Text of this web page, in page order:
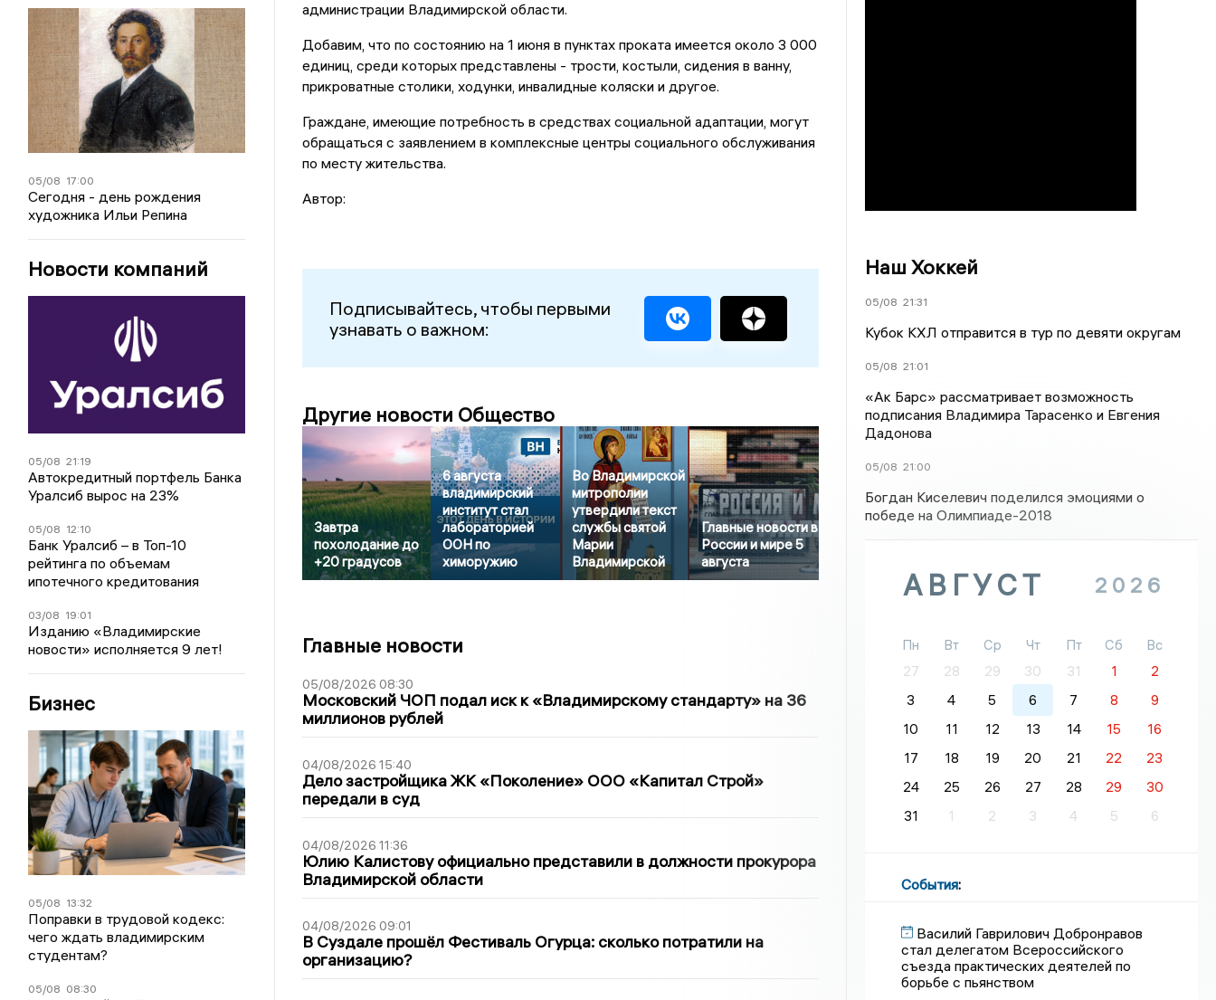
05/08 17:00
Сегодня - день рождения
художника Ильи Репина
Новости компаний
05/08 21:19
Автокредитный портфель Банка
Уралсиб вырос на 23%
05/08 12:10
Банк Уралсиб – в Топ-10
рейтинга по объемам
ипотечного кредитования
03/08 19:01
Изданию «Владимирские
новости» исполняется 9 лет!
Бизнес
05/08 13:32
Поправки в трудовой кодекс:
чего ждать владимирским
студентам?
05/08 08:30
администрации Владимирской области.
Добавим, что по состоянию на 1 июня в пунктах проката имеется около 3 000
единиц, среди которых представлены - трости, костыли, сидения в ванну,
прикроватные столики, ходунки, инвалидные коляски и другое.
Граждане, имеющие потребность в средствах социальной адаптации, могут
обращаться с заявлением в комплексные центры социального обслуживания
по месту жительства.
Автор:
Подписывайтесь, чтобы первыми
узнавать о важном:
Другие новости Общество
Завтра
похолодание до
+20 градусов
6 августа
владимирский
институт стал
лабораторией
ООН по
химоружию
Во Владимирской
митрополии
утвердили текст
службы святой
Марии
Владимирской
Главные новости в
России и мире 5
августа
Главные новости
05/08/2026 08:30
Московский ЧОП подал иск к «Владимирскому стандарту» на 36
миллионов рублей
04/08/2026 15:40
Дело застройщика ЖК «Поколение» ООО «Капитал Строй»
передали в суд
04/08/2026 11:36
Юлию Калистову официально представили в должности прокурора
Владимирской области
04/08/2026 09:01
В Суздале прошёл Фестиваль Огурца: сколько потратили на
организацию?
Наш Хоккей
05/08 21:31
Кубок КХЛ отправится в тур по девяти округам
05/08 21:01
«Ак Барс» рассматривает возможность
подписания Владимира Тарасенко и Евгения
Дадонова
05/08 21:00
Богдан Киселевич поделился эмоциями о
победе на Олимпиаде-2018
АВГУСТ 2026
Пн Вт Ср Чт Пт Сб
Вс
27
28 29 30 31 1
2
3
4 5 6 7 8
9
10
11 12 13 14 15
16
17
18 19 20 21 22
23
24
25 26 27 28 29
30
31
1 2 3 4 5 6
События:
Василий Гаврилович Добронравов
стал делегатом Всероссийского
съезда практических деятелей по
борьбе с пьянством